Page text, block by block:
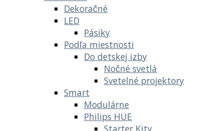
Dekoračné
LED
Pásiky
Podľa miestnosti
Do detskej izby
Nočné svetlá
Svetelné projektory
Smart
Modulárne
Philips HUE
Starter Kity